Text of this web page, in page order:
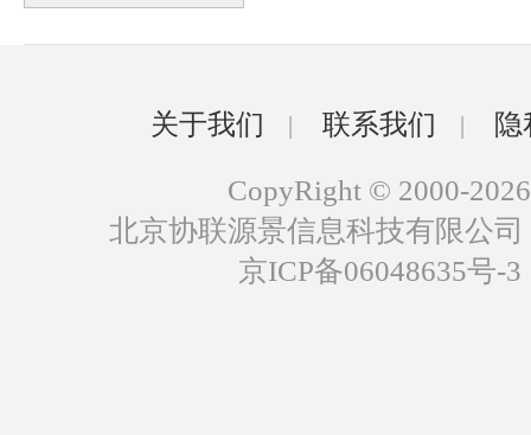
关于我们 | 联系我们 |
CopyRight © 2000-2026
北京协联源景信息科技有限公
京ICP备06048635号-3